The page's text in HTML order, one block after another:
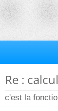
Re :
c'est la